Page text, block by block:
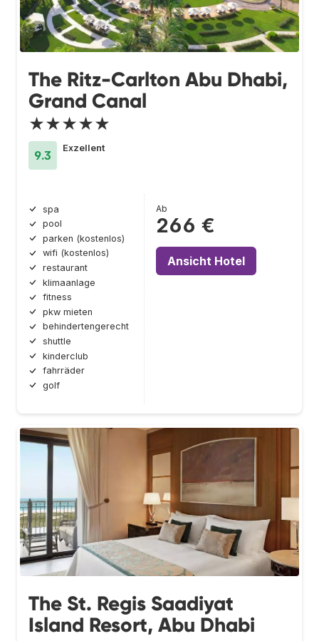
The Ritz-Carlton Abu Dhabi,
Grand Canal
★★★★★
9.3
Exzellent
spa
pool
parken (kostenlos)
wifi (kostenlos)
restaurant
klimaanlage
fitness
pkw mieten
behindertengerecht
shuttle
kinderclub
fahrräder
golf
Ab
266 €
Ansicht Hotel
The St. Regis Saadiyat
Island Resort, Abu Dhabi